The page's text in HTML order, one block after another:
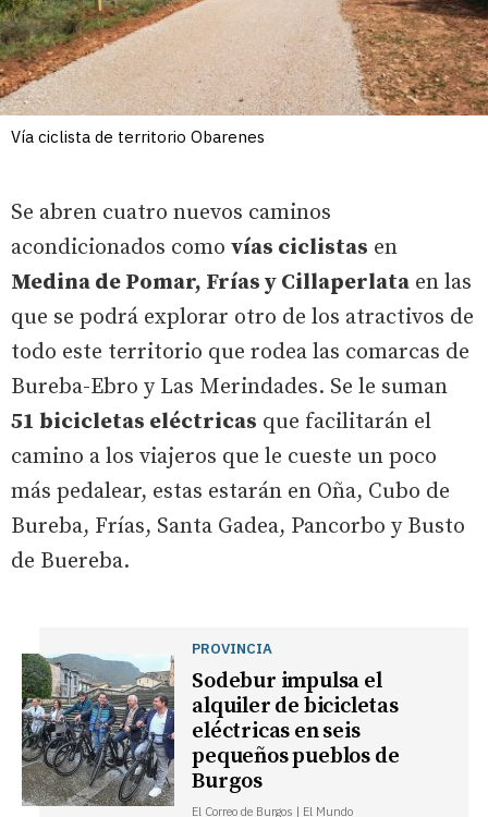
Vía ciclista de territorio Obarenes
Se abren cuatro nuevos caminos
acondicionados como vías ciclistas en
Medina de Pomar, Frías y Cillaperlata en las
que se podrá explorar otro de los atractivos de
todo este territorio que rodea las comarcas de
Bureba-Ebro y Las Merindades. Se le suman
51 bicicletas eléctricas que facilitarán el
camino a los viajeros que le cueste un poco
más pedalear, estas estarán en Oña, Cubo de
Bureba, Frías, Santa Gadea, Pancorbo y Busto
de Buereba.
PROVINCIA
Sodebur impulsa el
alquiler de bicicletas
eléctricas en seis
pequeños pueblos de
Burgos
El Correo de Burgos | El Mundo